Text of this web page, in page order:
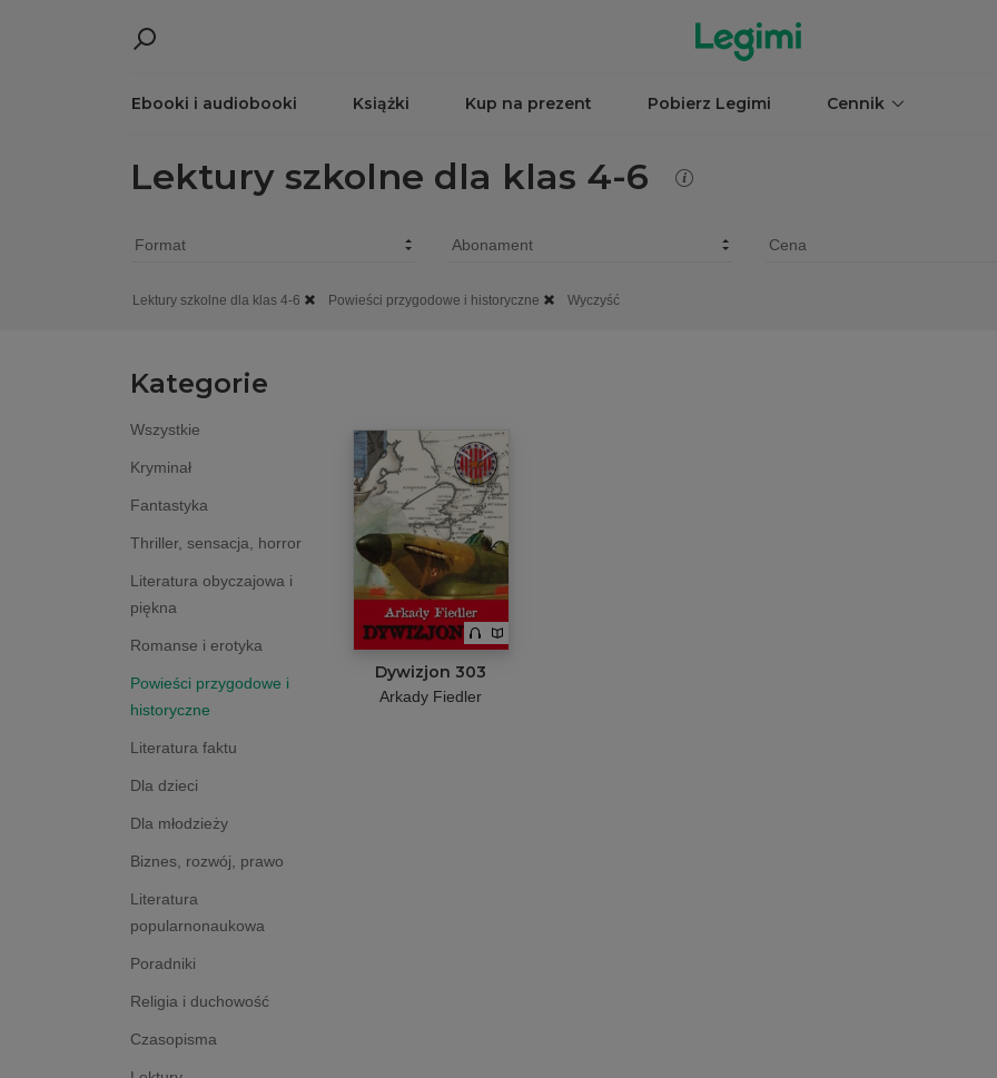
Ebooki i audiobooki Książki Kup na prezent Pobierz Legimi Cennik
Lektury szkolne dla klas 4-6
Lektury szkolne dla klas 4-6 Powieści przygodowe i historyczne Wyczyść
Kategorie
Wszystkie
Kryminał
Fantastyka
Thriller, sensacja, horror
Literatura obyczajowa i
piękna
Romanse i erotyka
Powieści przygodowe i
historyczne
Literatura faktu
Dla dzieci
Dla młodzieży
Biznes, rozwój, prawo
Literatura
popularnonaukowa
Poradniki
Religia i duchowość
Czasopisma
Dywizjon 303
Arkady Fiedler